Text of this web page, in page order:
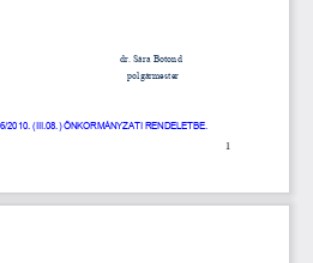
1
dr. Sára Botond
polgármester
2010. (III.08.) ÖNKORMÁNYZATI RENDELETBE.